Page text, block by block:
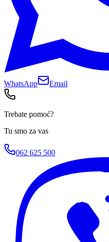
WhatsApp Email
Trebate pomoć?
Tu smo za vas
062 625 500